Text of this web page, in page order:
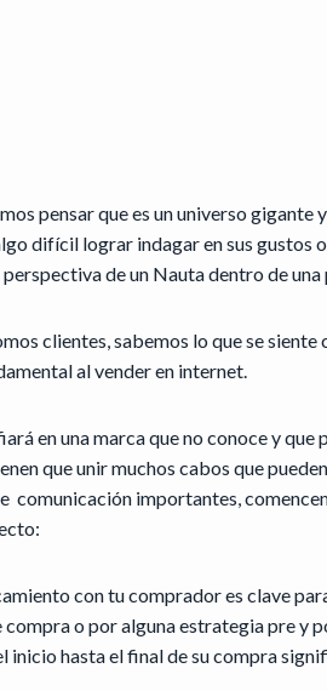
pensar que es un universo gigante
difícil lograr indagar en sus gustos o
de un Nauta dentro de
clientes, sabemos lo que se siente
al vender en internet.
en una marca que no conoce y que
que unir muchos cabos que
comunicación importantes,
con tu comprador es clave
o por alguna estrategia pre y
inicio hasta el final de su compra